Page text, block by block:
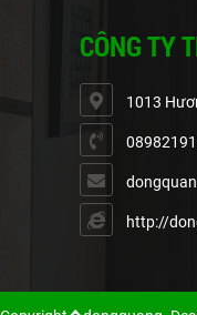
CÔNG TY
1013
http://